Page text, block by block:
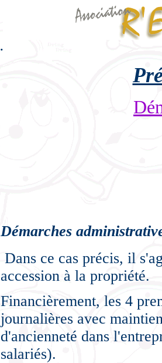
.
Démarches
Dans ce cas précis, il
accession à la propriété.
Financièrement, les 4
journalières avec
d'ancienneté dans
salariés).